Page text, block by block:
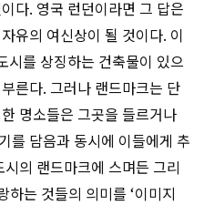
다. 영국 런던이라면 그 답은
유의 여신상이 될 것이다. 이
시를 상징하는 건축물이 있으
른다. 그러나 랜드마크는 단
명소들은 그곳을 들르거나
를 담음과 동시에 이들에게 추
의 랜드마크에 스며든 그리
는 것들의 의미를 ‘이미지